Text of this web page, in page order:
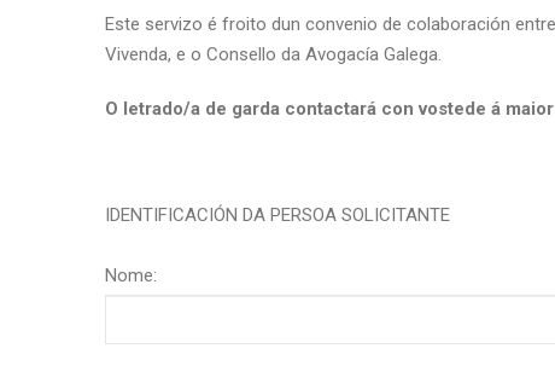
Este servizo é froito dun convenio de colaboración
Vivenda, e o Consello da Avogacía Galega.
O letrado/a de garda contactará con vostede á
IDENTIFICACIÓN DA PERSOA SOLICITANTE
Nome: